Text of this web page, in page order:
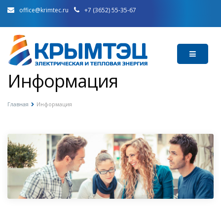
office@krimtec.ru +7 (3652) 55-35-67
Информация
Главная Информация